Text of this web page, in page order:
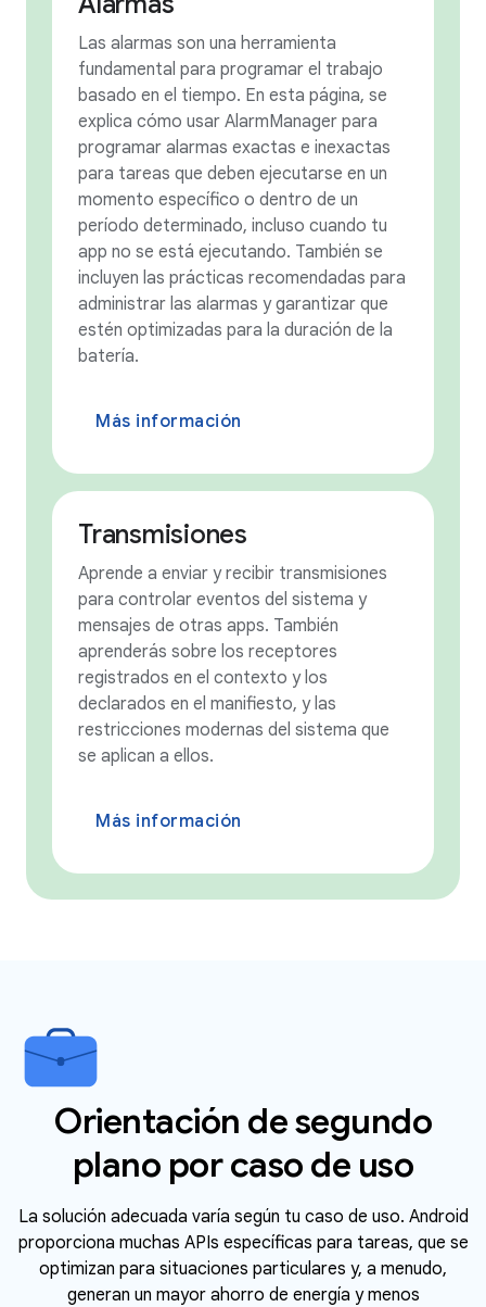
Las alarmas son una herramienta
fundamental para programar el trabajo
basado en el tiempo. En esta página, se
explica cómo usar AlarmManager para
programar alarmas exactas e inexactas
para tareas que deben ejecutarse en un
momento específico o dentro de un
período determinado, incluso cuando tu
app no se está ejecutando. También se
incluyen las prácticas recomendadas para
administrar las alarmas y garantizar que
estén optimizadas para la duración de la
batería.
Más información
Transmisiones
Aprende a enviar y recibir transmisiones
para controlar eventos del sistema y
mensajes de otras apps. También
aprenderás sobre los receptores
registrados en el contexto y los
declarados en el manifiesto, y las
restricciones modernas del sistema que
se aplican a ellos.
Más información
Orientación de segundo
plano por caso de uso
La solución adecuada varía según tu caso de uso. Android
proporciona muchas APIs específicas para tareas, que se
optimizan para situaciones particulares y, a menudo,
generan un mayor ahorro de energía y menos